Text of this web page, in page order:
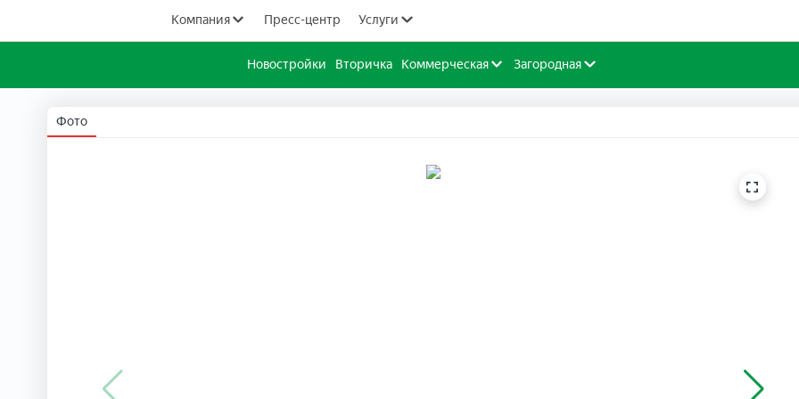
Компания Пресс-центр Услуги
Новостройки Вторичка Коммерческая Загородная
Фото